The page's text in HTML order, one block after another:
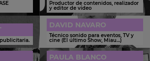
Productor de contenidos, realizador
y editor de vídeo
DAVID NAVARO
Técnico sonido para eventos, TV y
cine (El último Show, Miau…)
PAULA BLANCO